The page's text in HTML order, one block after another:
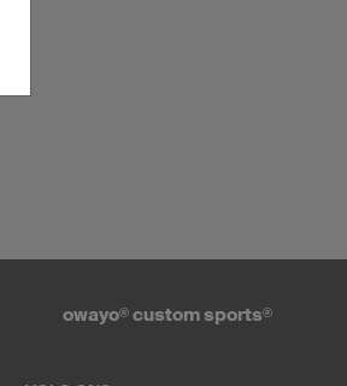
owayo® custom sports®